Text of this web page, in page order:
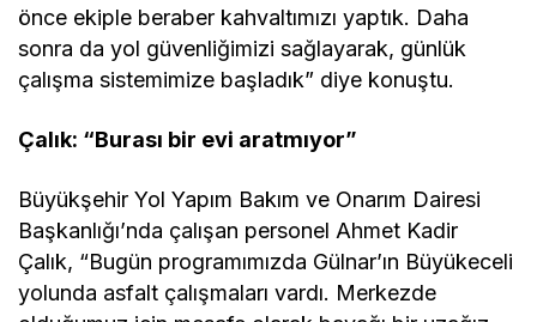
önce ekiple beraber kahvaltımızı yaptık. Daha
sonra da yol güvenliğimizi sağlayarak, günlük
çalışma sistemimize başladık” diye konuştu.
Çalık: “Burası bir evi aratmıyor”
Büyükşehir Yol Yapım Bakım ve Onarım Dairesi
Başkanlığı’nda çalışan personel Ahmet Kadir
Çalık, “Bugün programımızda Gülnar’ın Büyükeceli
yolunda asfalt çalışmaları vardı. Merkezde